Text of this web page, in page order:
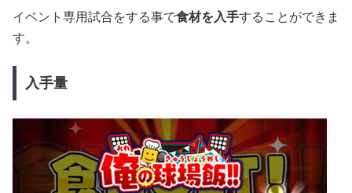
イベント専用試合をする事で食材を入手することができま
す。
入手量